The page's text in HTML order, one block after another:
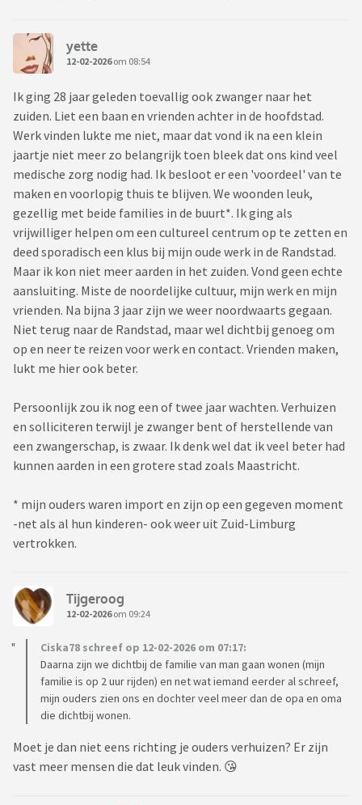
yette
12-02-2026om 08:54
Ik ging 28 jaar geleden toevallig ook zwanger naar het
zuiden. Liet een baan en vrienden achter in de hoofdstad.
Werk vinden lukte me niet, maar dat vond ik na een klein
jaartje niet meer zo belangrijk toen bleek dat ons kind veel
medische zorg nodig had. Ik besloot er een 'voordeel' van te
maken en voorlopig thuis te blijven. We woonden leuk,
gezellig met beide families in de buurt*. Ik ging als
vrijwilliger helpen om een cultureel centrum op te zetten en
deed sporadisch een klus bij mijn oude werk in de Randstad.
Maar ik kon niet meer aarden in het zuiden. Vond geen echte
aansluiting. Miste de noordelijke cultuur, mijn werk en mijn
vrienden. Na bijna 3 jaar zijn we weer noordwaarts gegaan.
Niet terug naar de Randstad, maar wel dichtbij genoeg om
op en neer te reizen voor werk en contact. Vrienden maken,
lukt me hier ook beter.
Persoonlijk zou ik nog een of twee jaar wachten. Verhuizen
en solliciteren terwijl je zwanger bent of herstellende van
een zwangerschap, is zwaar. Ik denk wel dat ik veel beter had
kunnen aarden in een grotere stad zoals Maastricht.
* mijn ouders waren import en zijn op een gegeven moment
-net als al hun kinderen- ook weer uit Zuid-Limburg
vertrokken.
Tijgeroog
12-02-2026om 09:24
Ciska78 schreef op 12-02-2026 om 07:17:
Daarna zijn we dichtbij de familie van man gaan wonen (mijn
familie is op 2 uur rijden) en net wat iemand eerder al schreef,
mijn ouders zien ons en dochter veel meer dan de opa en oma
die dichtbij wonen.
Moet je dan niet eens richting je ouders verhuizen? Er zijn
vast meer mensen die dat leuk vinden. 😘